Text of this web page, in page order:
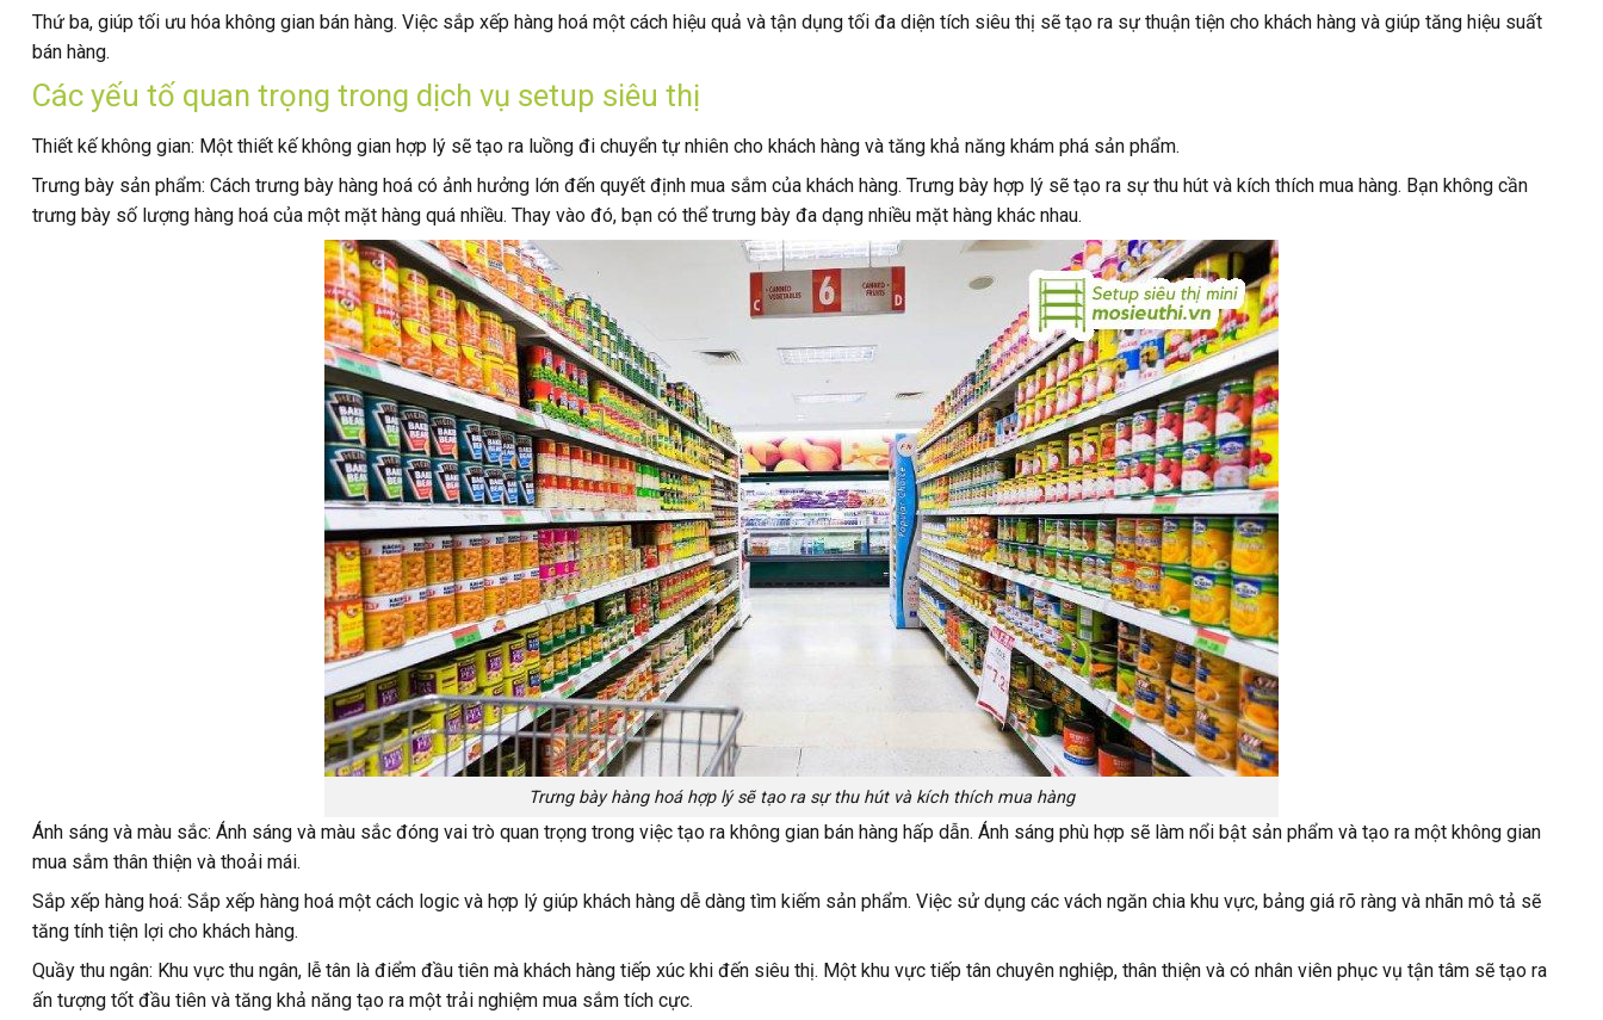
Thứ ba, giúp tối ưu hóa không gian bán hàng. Việc sắp xếp hàng hoá một cách hiệu quả và tận dụng tối đa diện tích siêu thị sẽ tạo ra sự thuận tiện cho khách hàng và giúp tăng hiệu suất
bán hàng.
Các yếu tố quan trọng trong dịch vụ setup siêu thị
Thiết kế không gian: Một thiết kế không gian hợp lý sẽ tạo ra luồng đi chuyển tự nhiên cho khách hàng và tăng khả năng khám phá sản phẩm.
Trưng bày sản phẩm: Cách trưng bày hàng hoá có ảnh hưởng lớn đến quyết định mua sắm của khách hàng. Trưng bày hợp lý sẽ tạo ra sự thu hút và kích thích mua hàng. Bạn không cần
trưng bày số lượng hàng hoá của một mặt hàng quá nhiều. Thay vào đó, bạn có thể trưng bày đa dạng nhiều mặt hàng khác nhau.
Trưng bày hàng hoá hợp lý sẽ tạo ra sự thu hút và kích thích mua hàng
Ánh sáng và màu sắc: Ánh sáng và màu sắc đóng vai trò quan trọng trong việc tạo ra không gian bán hàng hấp dẫn. Ánh sáng phù hợp sẽ làm nổi bật sản phẩm và tạo ra một không gian
mua sắm thân thiện và thoải mái.
Sắp xếp hàng hoá: Sắp xếp hàng hoá một cách logic và hợp lý giúp khách hàng dễ dàng tìm kiếm sản phẩm. Việc sử dụng các vách ngăn chia khu vực, bảng giá rõ ràng và nhãn mô tả sẽ
tăng tính tiện lợi cho khách hàng.
Quầy thu ngân: Khu vực thu ngân, lễ tân là điểm đầu tiên mà khách hàng tiếp xúc khi đến siêu thị. Một khu vực tiếp tân chuyên nghiệp, thân thiện và có nhân viên phục vụ tận tâm sẽ tạo ra
ấn tượng tốt đầu tiên và tăng khả năng tạo ra một trải nghiệm mua sắm tích cực.